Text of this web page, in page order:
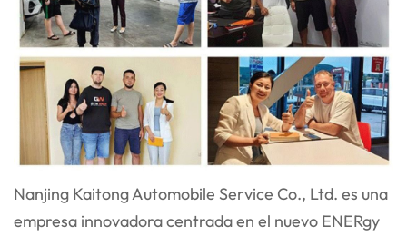
Nanjing Kaitong Automobile Service Co., Ltd. es una
empresa innovadora centrada en el nuevo ENERgy